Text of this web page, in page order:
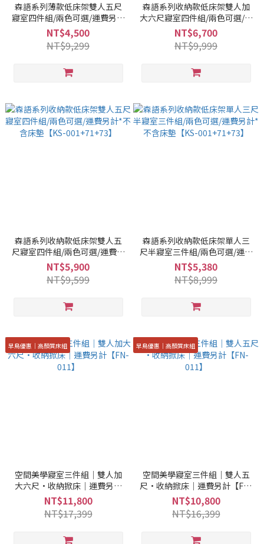
森語系列薄款低床架雙人五尺
寢室四件組/兩色可選/運費另計
*不含床墊【KS-001+71+72】
NT$4,500
NT$9,299
森語系列收納款低床架雙人加
大六尺寢室四件組/兩色可選/運
費另計*不含床墊【KS-
001+71+73】
NT$6,700
NT$9,999
森語系列收納款低床架雙人五
尺寢室四件組/兩色可選/運費另
計*不含床墊【KS-
001+71+73】
NT$5,900
NT$9,599
森語系列收納款低床架單人三
尺半寢室三件組/兩色可選/運費
另計*不含床墊【KS-
001+71+73】
NT$5,380
NT$8,999
早鳥優惠｜高顏質床組
空間美學寢室三件組｜雙人加
大六尺·收納掀床｜運費另計
【FN-011】
NT$11,800
NT$17,399
早鳥優惠｜高顏質床組
空間美學寢室三件組｜雙人五
尺·收納掀床｜運費另計【FN-
011】
NT$10,800
NT$16,399